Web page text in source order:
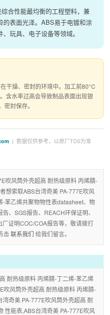
合性能最均衡的工程塑料，兼
的表面光泽。ABS易于电镀和涂
玩具、电子设备等领域。
干燥、密封的环境中。加工前80°C
含水率过高会导致制品表面出现银
封保存。
| 数据仅供参考，以原厂TDS为准
吹风筒外壳超高 耐热级原料 丙烯腈-
想索取ABS台湾奇美 PA-777E吹风
苯乙烯共聚物物性表datasheet、物
、SGS报告、REACH环保证明、
证明COC/COA报告等，敬请拨打
击联系我们 给我们留言。
耐热级原料 丙烯腈-丁二烯-苯乙烯
吹风筒外壳超高 耐热级原料 丙烯腈-
奇美 PA-777E吹风筒外壳超高 耐
性能表,ABS台湾奇美 PA-777E吹风